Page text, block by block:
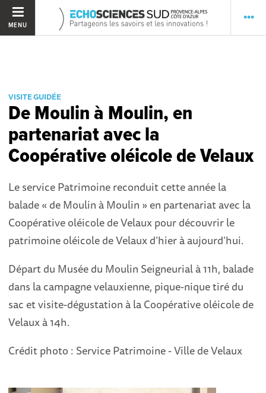
MENU
VISITE GUIDÉE
De Moulin à Moulin, en
partenariat avec la
Coopérative oléicole de Velaux
Le service Patrimoine reconduit cette année la
balade « de Moulin à Moulin » en partenariat avec la
Coopérative oléicole de Velaux pour découvrir le
patrimoine oléicole de Velaux d’hier à aujourd’hui.
Départ du Musée du Moulin Seigneurial à 11h, balade
dans la campagne velauxienne, pique-nique tiré du
sac et visite-dégustation à la Coopérative oléicole de
Velaux à 14h.
Crédit photo : Service Patrimoine - Ville de Velaux